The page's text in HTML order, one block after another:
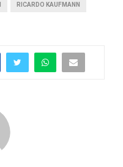
RICARDO KAUFMANN